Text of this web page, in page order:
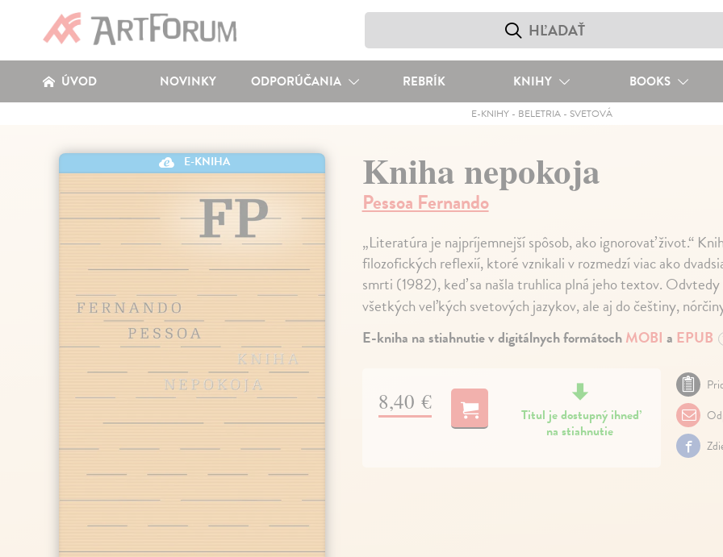
ÚVOD NOVINKY ODPORÚČANIA REBRÍK KNIHY BOOKS
E-KNIHY - BELETRIA - SVETOVÁ
E-KNIHA Kniha nepokoja
Pessoa Fernando
„Literatúra je najpríjemnejší spôsob, ako ignorovať život.“
filozofických reflexií, ktoré vznikali v rozmedzí viac ako
smrti (1982), keď sa našla truhlica plná jeho textov.
všetkých veľkých svetových jazykov, ale aj do češtiny,
E-kniha na stiahnutie v digitálnych formátochMOBI a EPUB
8,40 €
Titul je dostupný ihneď
na stiahnutie